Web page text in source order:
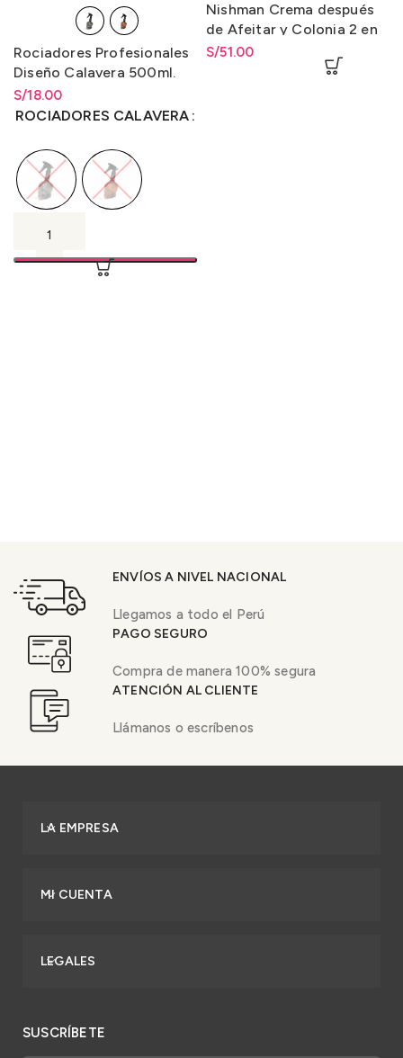
Rociadores Profesionales
Diseño Calavera 500ml.
S/18.00
Rango de precios: desde
S/18.00hastaS/18.00
ROCIADORES CALAVERA
Nishman Crema después
de Afeitar y Colonia 2 en
1-5 After Shave Cream &
Cologne 2 in 1-5 400ml.
S/51.00
ENVÍOS A NIVEL NACIONAL
Llegamos a todo el Perú
PAGO SEGURO
Compra de manera 100% segura
ATENCIÓN AL CLIENTE
Llámanos o escríbenos
LA EMPRESA
MI CUENTA
LEGALES
SUSCRÍBETE